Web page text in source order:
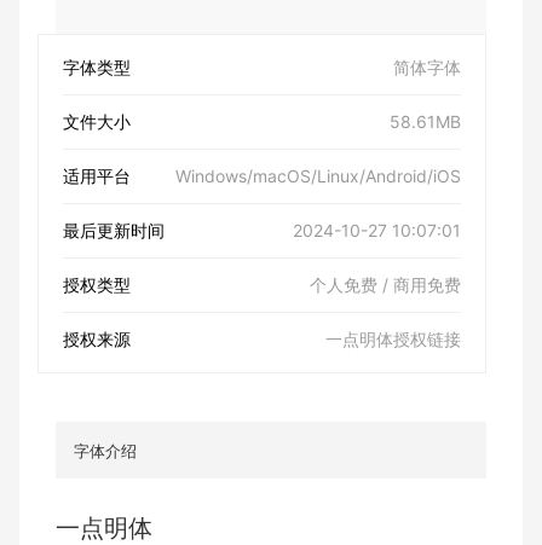
字体类型 简体字体
文件大小 58.61MB
适用平台 Windows/macOS/Linux/Android/iOS
最后更新时间 2024-10-27 10:07:01
授权类型 个人免费 / 商用免费
授权来源 一点明体授权链接
字体介绍
一点明体